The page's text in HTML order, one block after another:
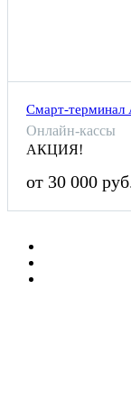
Смарт-терминал
Онлайн-кассы
АКЦИЯ!
от 30 000